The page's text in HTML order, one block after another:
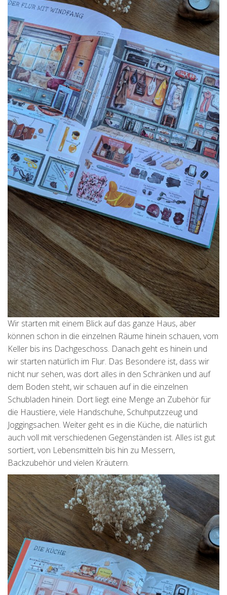
Wir starten mit einem Blick auf das ganze Haus, aber
können schon in die einzelnen Räume hinein schauen, vom
Keller bis ins Dachgeschoss. Danach geht es hinein und
wir starten natürlich im Flur. Das Besondere ist, dass wir
nicht nur sehen, was dort alles in den Schränken und auf
dem Boden steht, wir schauen auf in die einzelnen
Schubladen hinein. Dort liegt eine Menge an Zubehör für
die Haustiere, viele Handschuhe, Schuhputzzeug und
Joggingsachen. Weiter geht es in die Küche, die natürlich
auch voll mit verschiedenen Gegenständen ist. Alles ist gut
sortiert, von Lebensmitteln bis hin zu Messern,
Backzubehör und vielen Kräutern.